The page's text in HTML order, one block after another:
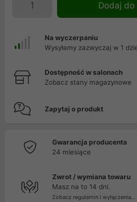
Dodaj do
Na wyczerpaniu
Wysyłamy zazwyczaj w 1
Dostępność w salonach
Zobacz stany magazynowe
Zapytaj o produkt
Gwarancja producenta
24 miesiące
Zwrot / wymiana towaru
Masz na to 14 dni.
Zobacz regulamin i wyłączenia...